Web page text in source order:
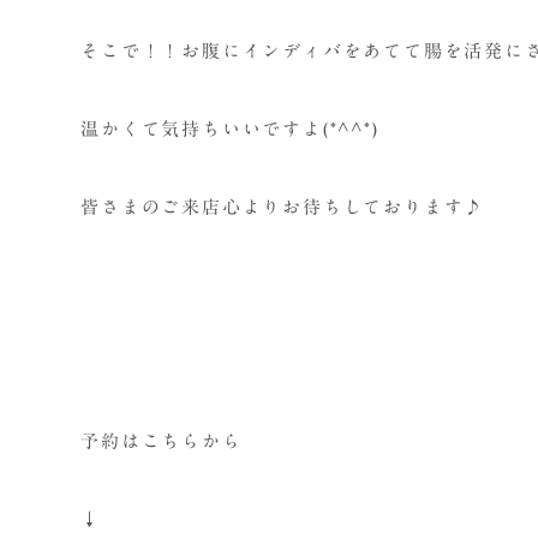
そこで！！お腹にインディバをあてて腸を活発に
温かくて気持ちいいですよ(*^^*)
皆さまのご来店心よりお待ちしております♪
予約はこちらから
↓